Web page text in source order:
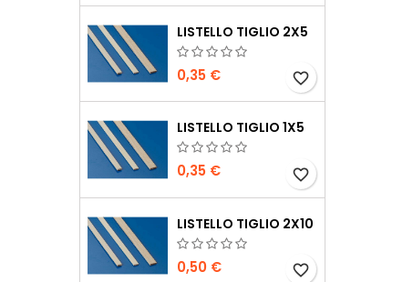
LISTELLO TIGLIO 2X5
0,35 € favorite_border
LISTELLO TIGLIO 1X5
0,35 € favorite_border
LISTELLO TIGLIO 2X10
0,50 € favorite_border